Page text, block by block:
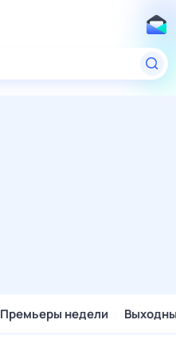
Премьеры недели